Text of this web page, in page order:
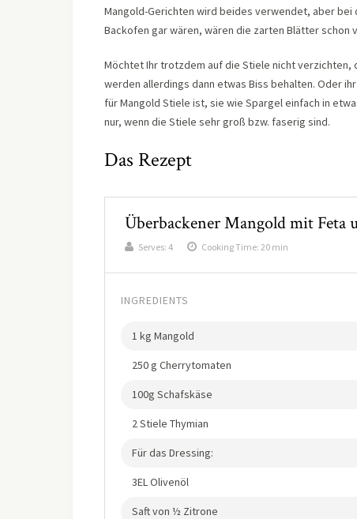
Mangold-Gerichten wird beides verwendet, aber
Backofen gar wären, wären die zarten Blätter
Möchtet Ihr trotzdem auf die Stiele nicht verzichten,
werden allerdings dann etwas Biss behalten. Oder
für Mangold Stiele ist, sie wie Spargel einfach in
nur, wenn die Stiele sehr groß bzw. faserig sind.
Das Rezept
Überbackener Mangold mit Feta
Serves: 4 Cooking Time: 20 min
INGREDIENTS
1 kg Mangold
250 g Cherrytomaten
100g Schafskäse
2 Stiele Thymian
Für das Dressing:
3EL Olivenöl
Saft von ½ Zitrone